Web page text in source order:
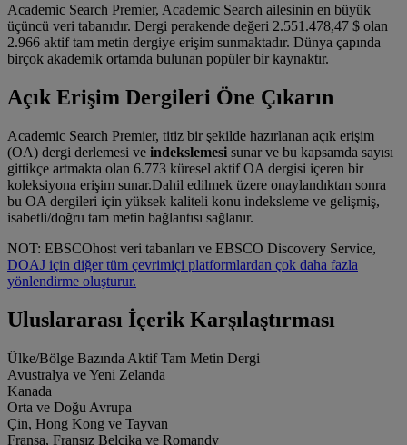
Academic Search Premier, Academic Search ailesinin en büyük
üçüncü veri tabanıdır. Dergi perakende değeri 2.551.478,47 $ olan
2.966 aktif tam metin dergiye erişim sunmaktadır. Dünya çapında
birçok akademik ortamda bulunan popüler bir kaynaktır.
Açık Erişim Dergileri Öne Çıkarın
Academic Search Premier, titiz bir şekilde hazırlanan açık erişim
(OA) dergi derlemesi ve indekslemesi sunar ve bu kapsamda sayısı
gittikçe artmakta olan 6.773 küresel aktif OA dergisi içeren bir
koleksiyona erişim sunar.Dahil edilmek üzere onaylandıktan sonra
bu OA dergileri için yüksek kaliteli konu indeksleme ve gelişmiş,
isabetli/doğru tam metin bağlantısı sağlanır.
NOT: EBSCOhost veri tabanları ve EBSCO Discovery Service,
DOAJ için diğer tüm çevrimiçi platformlardan çok daha fazla
yönlendirme oluşturur.
Uluslararası İçerik Karşılaştırması
Ülke/Bölge Bazında Aktif Tam Metin Dergi
Avustralya ve Yeni Zelanda
Kanada
Orta ve Doğu Avrupa
Çin, Hong Kong ve Tayvan
Fransa, Fransız Belçika ve Romandy